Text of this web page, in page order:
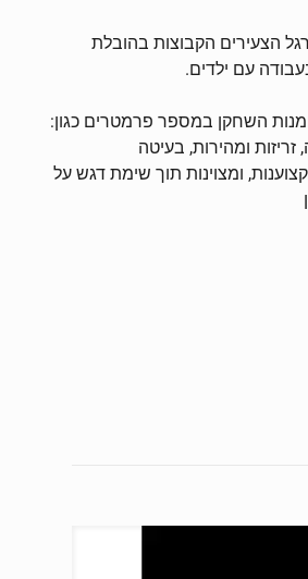
הצעירים הקבוצות בהובלת
עם ילדים.
השחקן במספר פרמטרים כגון:
זריזות ומהירות, בעיטה
ומצוינות תוך שימת דגש על